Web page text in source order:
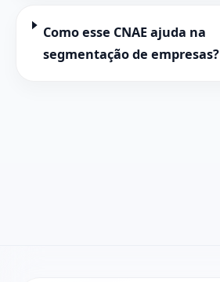
Como esse CNAE ajuda na
segmentação de empresas?